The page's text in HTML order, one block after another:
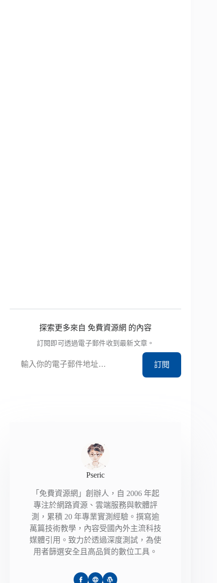
探索更多來自 免費資源網 的內容
訂閱即可透過電子郵件收到最新文章。
訂閱
Pseric
「免費資源網」創辦人，自 2006 年起
專注於網路資源、雲端服務與軟體評
測，累積 20 年專業實測經驗。撰寫逾
萬篇技術教學，內容受國內外主流科技
媒體引用。致力於透過深度測試，為使
用者篩選安全且高品質的數位工具。